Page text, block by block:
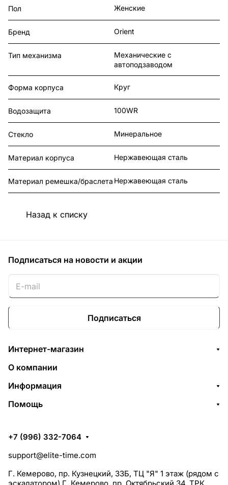
Пол Женские
Бренд Orient
Тип механизма
Механические с
автоподзаводом
Форма корпуса Круг
Водозащита 100WR
Стекло Минеральное
Материал корпуса Нержавеющая сталь
Материал ремешка/браслета Нержавеющая сталь
Назад к списку
Подписаться на новости и акции
Подписаться
Интернет-магазин
О компании
Информация
Помощь
+7 (996) 332-7064
support@elite-time.com
Г. Кемерово, пр. Кузнецкий, 33Б, ТЦ "Я" 1 этаж (рядом с